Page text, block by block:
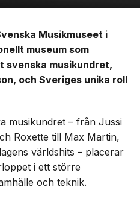
Musikmuseet i
museum som
svenska musikundret,
och Sveriges unika roll
musikundret – från Jussi
Roxette till Max Martin,
världshits – placerar
i ett större
och teknik.